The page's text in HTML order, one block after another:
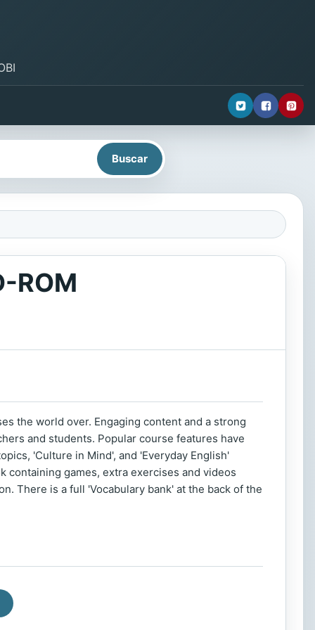
ROM
the world over. Engaging content and a strong
and students. Popular course features have
'Culture in Mind', and 'Everyday English'
containing games, extra exercises and videos
There is a full 'Vocabulary bank' at the back of the